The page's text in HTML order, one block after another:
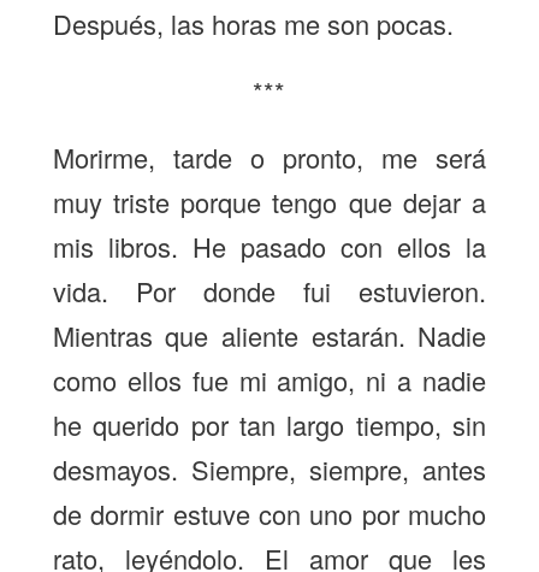
Después, las horas me son pocas.
***
Morirme, tarde o pronto, me será
muy triste porque tengo que dejar a
mis libros. He pasado con ellos la
vida. Por donde fui estuvieron.
Mientras que aliente estarán. Nadie
como ellos fue mi amigo, ni a nadie
he querido por tan largo tiempo, sin
desmayos. Siempre, siempre, antes
de dormir estuve con uno por mucho
rato, leyéndolo. El amor que les